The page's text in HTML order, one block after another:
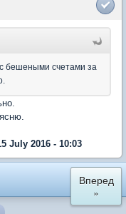
бешеными счетами за
July 2016 - 10:03
Вперед
»